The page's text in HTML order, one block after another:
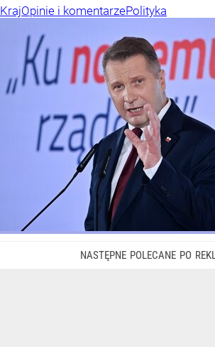
KrajOpinie i komentarzePolityka